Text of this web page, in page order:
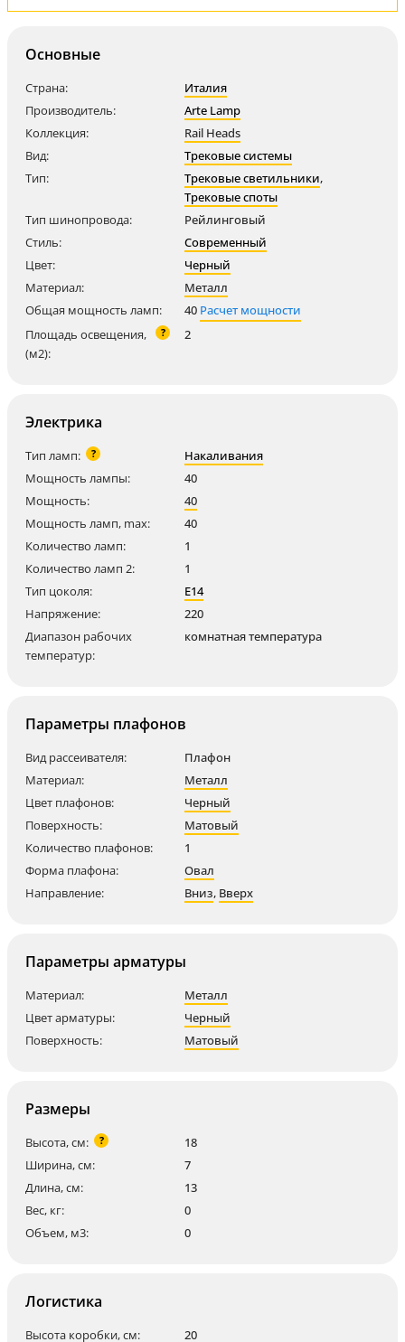
Основные
Страна:
Италия
Производитель:
Arte Lamp
Коллекция:
Rail Heads
Вид:
Трековые системы
Тип:
Трековые светильники,
Трековые споты
Тип шинопровода:
Рейлинговый
Стиль:
Современный
Цвет:
Черный
Материал:
Металл
Общая мощность ламп:
40 Расчет мощности
Площадь освещения,
(м2):
? 2
Электрика
Тип ламп: ?
Накаливания
Мощность лампы:
40
Мощность:
40
Мощность ламп, max:
40
Количество ламп:
1
Количество ламп 2:
1
Тип цоколя:
E14
Напряжение:
220
Диапазон рабочих
температур:
комнатная температура
Параметры плафонов
Вид рассеивателя:
Плафон
Материал:
Металл
Цвет плафонов:
Черный
Поверхность:
Матовый
Количество плафонов:
1
Форма плафона:
Овал
Направление:
Вниз, Вверх
Параметры арматуры
Материал:
Металл
Цвет арматуры:
Черный
Поверхность:
Матовый
Размеры
Высота, см: ?
18
Ширина, см:
7
Длина, см:
13
Вес, кг:
0
Объем, м3:
0
Логистика
Высота коробки, см: 20